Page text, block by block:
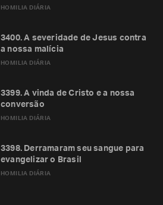
HOMILIA DIÁRIA
HOMILIA DIÁRIA
3400. A severidade de Jesus contra
a nossa malícia
HOMILIA DIÁRIA
3399. A vinda de Cristo e a nossa
conversão
HOMILIA DIÁRIA
3398. Derramaram seu sangue para
evangelizar o Brasil